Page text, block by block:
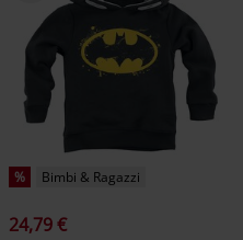
% Bimbi & Ragazzi
24,79 €